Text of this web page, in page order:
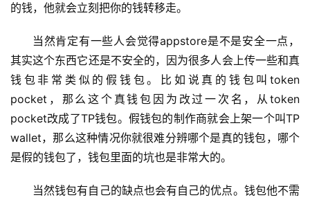
的钱，他就会立刻把你的钱转移走。
当然肯定有一些人会觉得appstore是不是安全一点，
其实这个东西它还是不安全的，因为很多人会上传一些和真
钱包非常类似的假钱包。比如说真的钱包叫token
pocket，那么这个真钱包因为改过一次名，从token
pocket改成了TP钱包。假钱包的制作商就会上架一个叫TP
wallet，那么这种情况你就很难分辨哪个是真的钱包，哪个
是假的钱包了，钱包里面的坑也是非常大的。
当然钱包有自己的缺点也会有自己的优点。钱包他不需